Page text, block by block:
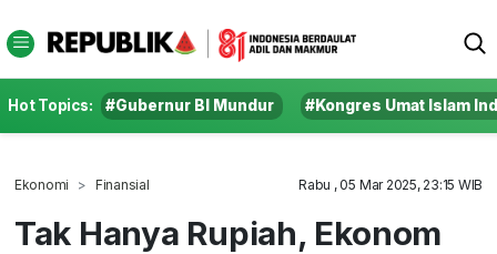
Hot Topics: #Gubernur BI Mundur #Kongres Umat Islam
Ekonomi Finansial Rabu , 05 Mar 2025, 23:15 WIB
Tak Hanya Rupiah, Ekonom